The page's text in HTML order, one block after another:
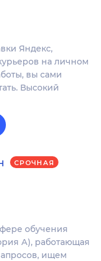
Яндекс,
на личном
вы сами
Высокий
СРОЧНАЯ
обучения
А), работающая
ищем